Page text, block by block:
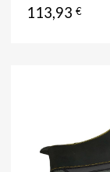
113,93 €